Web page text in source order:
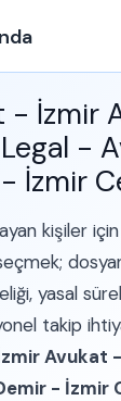
- İzmir
-
İzmir
kişiler
yasal
takip
Avukat
- İzmir